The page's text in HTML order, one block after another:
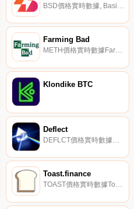
Farming Bad
METH價格實時數據FarmingBad是一個受DeFi協議啟發的產量農業項目,由于Berhane模型和BTC采礦回購協議,從標記學的角度進行了大幅改進.
Klondike BTC
Deflect
Toast.finance
TOAST價格實時數據Toast.finance從HOUSE和AVO代幣開始,添加EGGS,最后,我們；你在煮一些TOAST。Toast.finance是一個基于YAM和Sushiswap的試驗性產量農業平臺.